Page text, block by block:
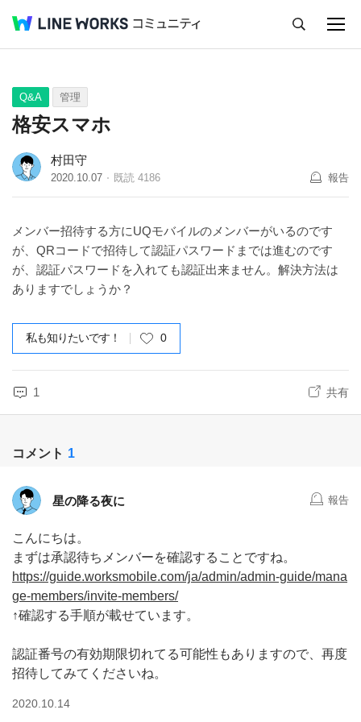
Q&A Tips Ideas
Q&A 管理
格安スマホ
村田守
2020.10.07 既読 4186 報告
メンバー招待する方にUQモバイルのメンバーがいるのです
が、QRコードで招待して認証パスワードまでは進むのです
が、認証パスワードを入れても認証出来ません。解決方法は
ありますでしょうか？
私も知りたいです！ 0
1 共有
コメント 1
星の降る夜に 報告
こんにちは。
まずは承認待ちメンバーを確認することですね。
https://guide.worksmobile.com/ja/admin/admin-guide/mana
ge-members/invite-members/
↑確認する手順が載せています。
認証番号の有効期限切れてる可能性もありますので、再度
招待してみてくださいね。
2020.10.14